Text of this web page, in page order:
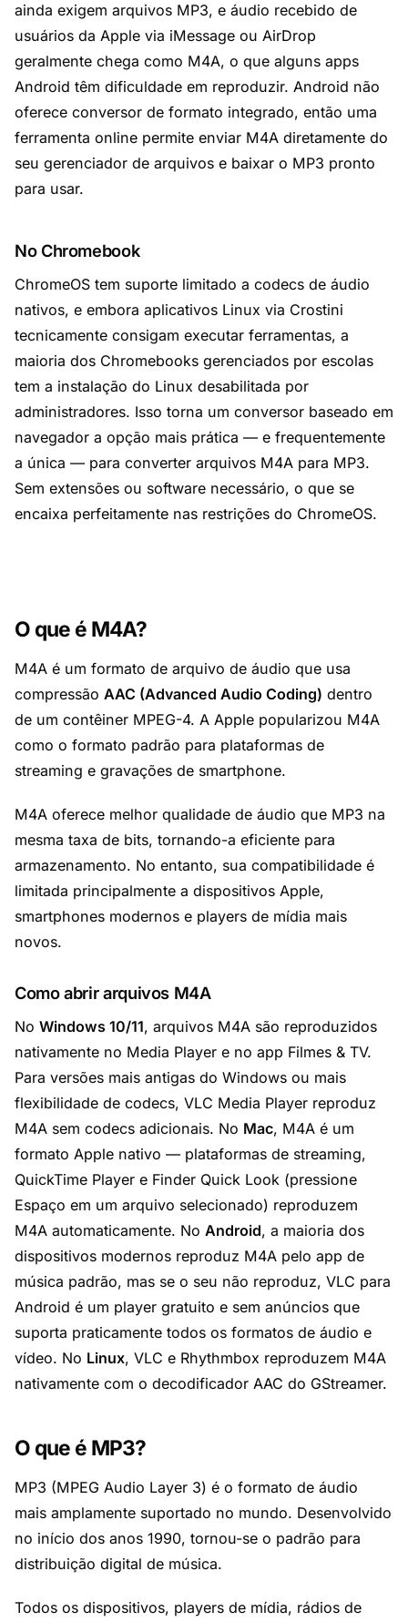
ainda exigem arquivos MP3, e áudio recebido de
usuários da Apple via iMessage ou AirDrop
geralmente chega como M4A, o que alguns apps
Android têm dificuldade em reproduzir. Android não
oferece conversor de formato integrado, então uma
ferramenta online permite enviar M4A diretamente do
seu gerenciador de arquivos e baixar o MP3 pronto
para usar.
No Chromebook
ChromeOS tem suporte limitado a codecs de áudio
nativos, e embora aplicativos Linux via Crostini
tecnicamente consigam executar ferramentas, a
maioria dos Chromebooks gerenciados por escolas
tem a instalação do Linux desabilitada por
administradores. Isso torna um conversor baseado em
navegador a opção mais prática — e frequentemente
a única — para converter arquivos M4A para MP3.
Sem extensões ou software necessário, o que se
encaixa perfeitamente nas restrições do ChromeOS.
O que é M4A?
M4A é um formato de arquivo de áudio que usa
compressão AAC (Advanced Audio Coding) dentro
de um contêiner MPEG-4. A Apple popularizou M4A
como o formato padrão para plataformas de
streaming e gravações de smartphone.
M4A oferece melhor qualidade de áudio que MP3 na
mesma taxa de bits, tornando-a eficiente para
armazenamento. No entanto, sua compatibilidade é
limitada principalmente a dispositivos Apple,
smartphones modernos e players de mídia mais
novos.
Como abrir arquivos M4A
No Windows 10/11, arquivos M4A são reproduzidos
nativamente no Media Player e no app Filmes & TV.
Para versões mais antigas do Windows ou mais
flexibilidade de codecs, VLC Media Player reproduz
M4A sem codecs adicionais. No Mac, M4A é um
formato Apple nativo — plataformas de streaming,
QuickTime Player e Finder Quick Look (pressione
Espaço em um arquivo selecionado) reproduzem
M4A automaticamente. No Android, a maioria dos
dispositivos modernos reproduz M4A pelo app de
música padrão, mas se o seu não reproduz, VLC para
Android é um player gratuito e sem anúncios que
suporta praticamente todos os formatos de áudio e
vídeo. No Linux, VLC e Rhythmbox reproduzem M4A
nativamente com o decodificador AAC do GStreamer.
O que é MP3?
MP3 (MPEG Audio Layer 3) é o formato de áudio
mais amplamente suportado no mundo. Desenvolvido
no início dos anos 1990, tornou-se o padrão para
distribuição digital de música.
Todos os dispositivos, players de mídia, rádios de